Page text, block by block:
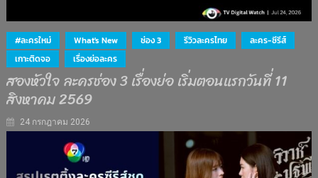
#ละครใหม่ What's New ช่อง 3 รีวิวละครไทย
ละคร-ซีรีส์
เกาะติดจอ
เรื่องย่อละคร
สองหัวใจ ละครช่อง 3 เรื่องย่อ เริ่มตอนแรกวันที่ 11
สิงหาคม 2569
24 กรกฎาคม 2026